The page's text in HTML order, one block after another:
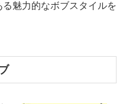
魅力的なボブスタイルを